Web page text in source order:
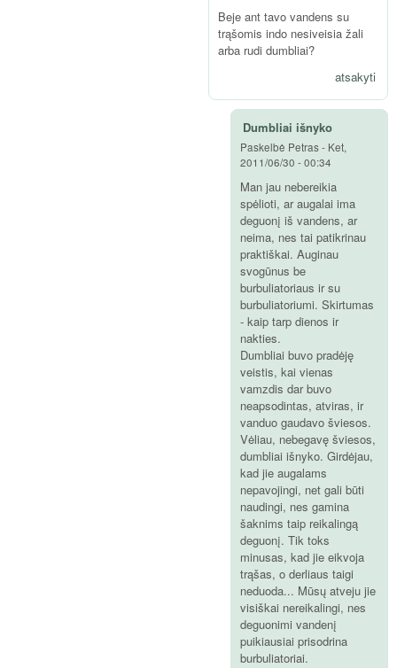
Beje ant tavo vandens su
trąšomis indo nesiveisia žali
arba rudi dumbliai?
atsakyti
Dumbliai išnyko
Paskelbė Petras- Ket,
2011/06/30 - 00:34
Man jau nebereikia
spėlioti, ar augalai ima
deguonį iš vandens, ar
neima, nes tai patikrinau
praktiškai. Auginau
svogūnus be
burbuliatoriaus ir su
burbuliatoriumi. Skirtumas
- kaip tarp dienos ir
nakties.
Dumbliai buvo pradėję
veistis, kai vienas
vamzdis dar buvo
neapsodintas, atviras, ir
vanduo gaudavo šviesos.
Vėliau, nebegavę šviesos,
dumbliai išnyko. Girdėjau,
kad jie augalams
nepavojingi, net gali būti
naudingi, nes gamina
šaknims taip reikalingą
deguonį. Tik toks
minusas, kad jie eikvoja
trąšas, o derliaus taigi
neduoda... Mūsų atveju jie
visiškai nereikalingi, nes
deguonimi vandenį
puikiausiai prisodrina
burbuliatoriai.